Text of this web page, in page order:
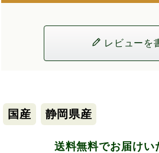
レビューを
国産 静岡県産
送料無料でお届けい